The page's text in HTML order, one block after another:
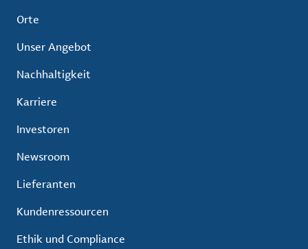
Orte
Unser Angebot
Nachhaltigkeit
Karriere
Investoren
Newsroom
Lieferanten
Kundenressourcen
Ethik und Compliance